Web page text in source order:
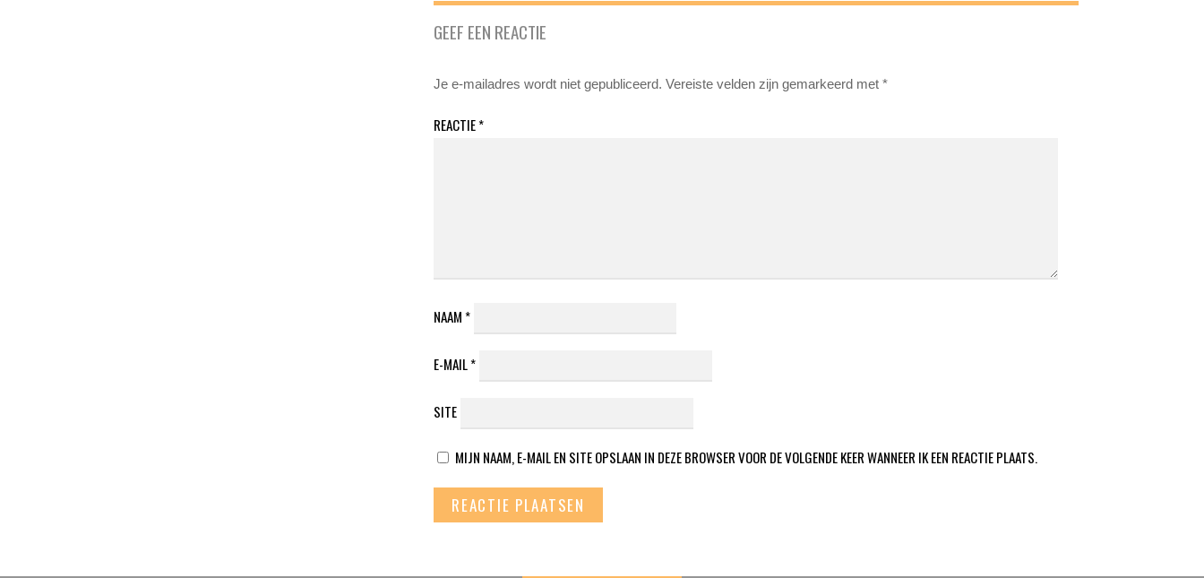
GEEF EEN REACTIE
Je e-mailadres wordt niet gepubliceerd. Vereiste velden zijn gemarkeerd met*
REACTIE*
NAAM *
E-MAIL*
SITE
MIJN NAAM, E-MAIL EN SITE OPSLAAN IN DEZE BROWSER VOOR DE VOLGENDE KEER WANNEER IK EEN REACTIE PLAATS.